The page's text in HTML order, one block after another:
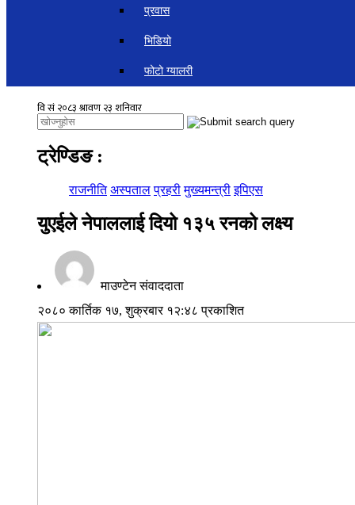
प्रवास
भिडियो
फोटो ग्यालरी
ट्रेण्डिङ :
राजनीति अस्पताल प्रहरी मुख्यमन्त्री इपिएस
युएईले नेपाललाई दियो १३५ रनको लक्ष्य
माउण्टेन संवाददाता
२०८० कार्तिक १७, शुक्रबार १२:४८ प्रकाशित